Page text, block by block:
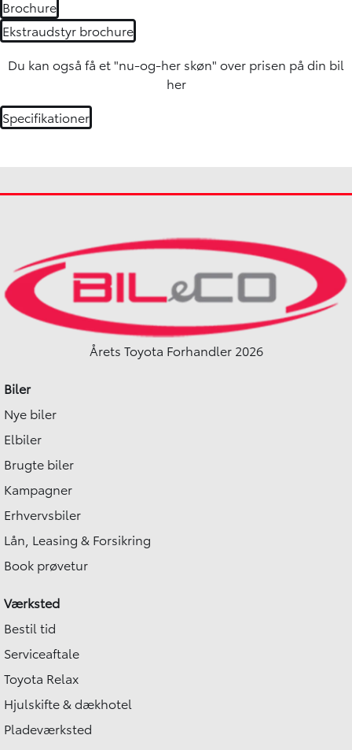
Brochure
Ekstraudstyr brochure
Du kan også få et "nu-og-her skøn" over prisen på din bil
her
Specifikationer
Årets Toyota Forhandler 2026
Biler
Nye biler
Elbiler
Brugte biler
Kampagner
Erhvervsbiler
Lån, Leasing & Forsikring
Book prøvetur
Værksted
Bestil tid
Serviceaftale
Toyota Relax
Hjulskifte & dækhotel
Pladeværksted